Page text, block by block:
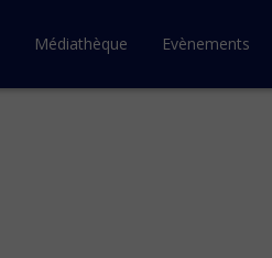
Médiathèque Evènements